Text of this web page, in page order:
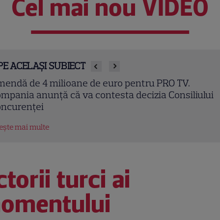
Cel mai nou VIDEO
ACELAȘI SUBIECT
iubirii” continuă la DIVA! Filme romantice în
și povești de dragoste de văzut în august
mai multe
turci ai